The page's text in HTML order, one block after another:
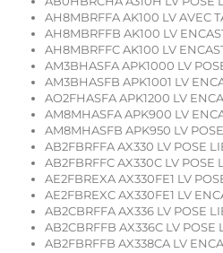
AH8MBRFFA AK100 LV AVEC
AH8MBRFFB AK100 LV
AH8MBRFFC AK100 LV
AM3BHASFA APK1000 LV
AM3BHASFB APK1001 LV
AO2FHASFA APK1200 LV
AM8MHASFA APK900 LV
AM8MHASFB APK950 LV
AB2FBRFFA AX330 LV POSE
AB2FBRFFC AX330C LV POSE
AE2FBREXA AX330FE1 LV
AE2FBREXC AX330FE1 LV
AB2CBRFFA AX336 LV POSE
AB2CBRFFB AX336C LV POSE
AB2FBRFFB AX338CA LV